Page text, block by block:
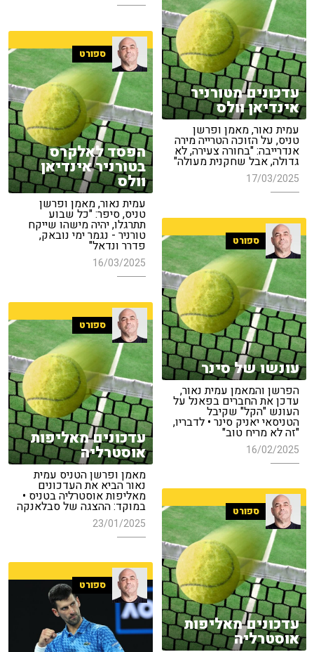
עדכונים מטורניר
אינדיאן וולס
עמית נאור, מאמן ופרשן
טניס, על הזוכה הטרייה מירה
אנדרייבה: "בחורה צעירה, לא
גדולה, אבל שחקנית מעולה"
17/03/2025
ספורט
הפסד לאלקרס
בטורניר אינדיאן
וולס
עמית נאור, מאמן ופרשן
טניס, סיפר: "כל שבוע
תתרגלו, יהיה מישהו שייקח
טורניר - נגמר ימי נובאק,
פדרר ונדאל"
16/03/2025
ספורט
עונשו של סינר
הפרשן והמאמן עמית נאור,
עדכן את החברים בפאנל על
העונש "הקל" שקיבל
הטניסאי יאניק סינר • לדבריו,
"זה לא מריח טוב"
16/02/2025
ספורט
עדכונים מאליפות
אוסטרליה
מאמן ופרשן הטניס עמית
נאור הביא את העדכונים
מאליפות אוסטרליה בטניס •
במוקד: ההצגה של סבלאנקה
23/01/2025
ספורט
עדכונים מאליפות
אוסטרליה
ספורט